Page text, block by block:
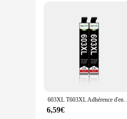
These cartouhes d
graphics, these
consistent, reliable
603XL T603XL Adhérence d'encre compatible pour
6,59€